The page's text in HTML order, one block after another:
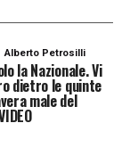
Alberto Petrosilli
la Nazionale. Vi
dietro le quinte
male del